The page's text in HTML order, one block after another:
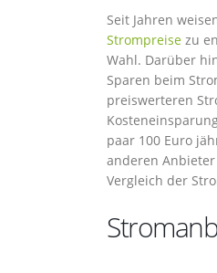
Seit Jahren
Strompreise zu
Wahl. Darüber
Sparen beim
preiswerteren
paar 100 Euro
anderen
Vergleich der